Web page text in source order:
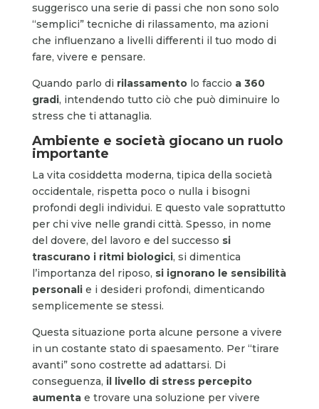
suggerisco una serie di passi che non sono solo
“semplici” tecniche di rilassamento, ma azioni
che influenzano a livelli differenti il tuo modo di
fare, vivere e pensare.
Quando parlo di rilassamento lo faccio a 360
gradi, intendendo tutto ciò che può diminuire lo
stress che ti attanaglia.
Ambiente e società giocano un ruolo
importante
La vita cosiddetta moderna, tipica della società
occidentale, rispetta poco o nulla i bisogni
profondi degli individui. E questo vale soprattutto
per chi vive nelle grandi città. Spesso, in nome
del dovere, del lavoro e del successo si
trascurano i ritmi biologici, si dimentica
l’importanza del riposo, si ignorano le sensibilità
personali e i desideri profondi, dimenticando
semplicemente se stessi.
Questa situazione porta alcune persone a vivere
in un costante stato di spaesamento. Per “tirare
avanti” sono costrette ad adattarsi. Di
conseguenza, il livello di stress percepito
aumenta e trovare una soluzione per vivere